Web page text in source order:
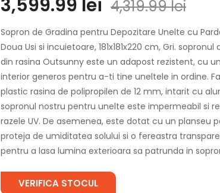
4,319.99lei
3,599.99 lei
Sopron de Gradina pentru Depozitare Unelte cu
Doua Usi si incuietoare, 181x181x220 cm, Gri. sopronul
din rasina Outsunny este un adapost rezistent, cu
interior generos pentru a-ti tine uneltele in ordine.
plastic rasina de polipropilen de 12 mm, intarit cu
sopronul nostru pentru unelte este impermeabil si
razele UV. De asemenea, este dotat cu un planseu
proteja de umiditatea solului si o fereastra
pentru a lasa lumina exterioara sa patrunda in
VERIFICA STOCUL